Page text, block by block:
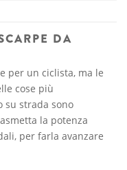
DA
per un ciclista, ma le
cose più
su strada sono
la potenza
per farla avanzare